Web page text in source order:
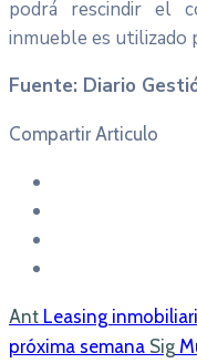
podrá rescindir el
inmueble es utilizado
Fuente: Diario
Compartir Articulo
Ant Leasing
próxima semana Sig